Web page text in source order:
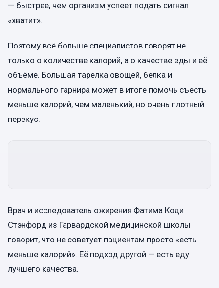
— быстрее, чем организм успеет подать сигнал
«хватит».
Поэтому всё больше специалистов говорят не
только о количестве калорий, а о качестве еды и её
объёме. Большая тарелка овощей, белка и
нормального гарнира может в итоге помочь съесть
меньше калорий, чем маленький, но очень плотный
перекус.
Врач и исследователь ожирения Фатима Коди
Стэнфорд из Гарвардской медицинской школы
говорит, что не советует пациентам просто «есть
меньше калорий». Её подход другой — есть еду
лучшего качества.